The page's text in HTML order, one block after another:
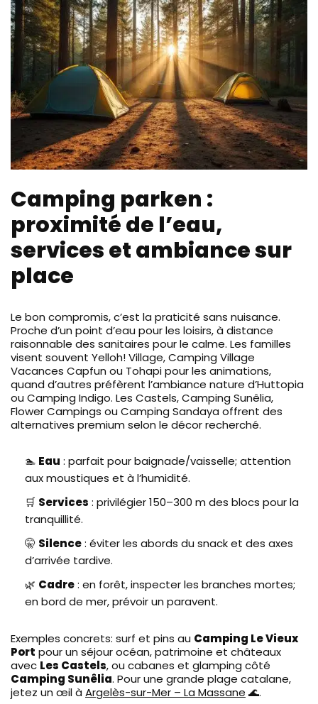
Camping parken :
proximité de l’eau,
services et ambiance sur
place
Le bon compromis, c’est la praticité sans nuisance.
Proche d’un point d’eau pour les loisirs, à distance
raisonnable des sanitaires pour le calme. Les familles
visent souvent Yelloh! Village, Camping Village
Vacances Capfun ou Tohapi pour les animations,
quand d’autres préfèrent l’ambiance nature d’Huttopia
ou Camping Indigo. Les Castels, Camping Sunêlia,
Flower Campings ou Camping Sandaya offrent des
alternatives premium selon le décor recherché.
🏊 Eau : parfait pour baignade/vaisselle; attention
aux moustiques et à l’humidité.
🛒 Services : privilégier 150–300 m des blocs pour la
tranquillité.
🤫 Silence: éviter les abords du snack et des axes
d’arrivée tardive.
🌿 Cadre: en forêt, inspecter les branches mortes;
en bord de mer, prévoir un paravent.
Exemples concrets: surf et pins au Camping Le Vieux
Port pour un séjour océan, patrimoine et châteaux
avec Les Castels, ou cabanes et glamping côté
Camping Sunêlia. Pour une grande plage catalane,
jetez un œil à Argelès-sur-Mer – La Massane 🌊.